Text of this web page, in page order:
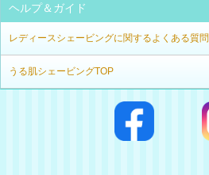
ヘルプ＆ガイド
レディースシェービングに関するよくある質問
うる肌シェービングTOP